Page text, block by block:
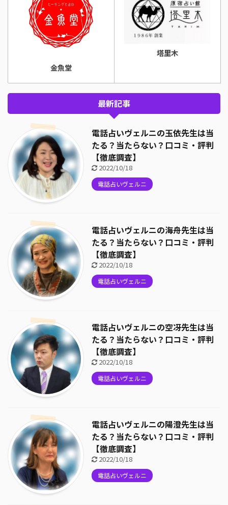
金魚堂
塔里木
最新記事
電話占いヴェルニの玉依先生は当
たる？当たらない？口コミ・評判
【徹底調査】
2022/10/18
電話占いヴェルニ
電話占いヴェルニの海舟先生は当
たる？当たらない？口コミ・評判
【徹底調査】
2022/10/18
電話占いヴェルニ
電話占いヴェルニの空冴先生は当
たる？当たらない？口コミ・評判
【徹底調査】
2022/10/18
電話占いヴェルニ
電話占いヴェルニの陽澄先生は当
たる？当たらない？口コミ・評判
【徹底調査】
2022/10/18
電話占いヴェルニ